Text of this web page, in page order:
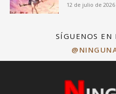
12 de julio de 2026
SÍGUENOS EN